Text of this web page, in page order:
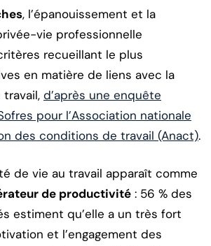
, l’épanouissement et la
vie professionnelle
recueillant le plus
en matière de liens avec la
d’après une enquête
pour l’Association nationale
des conditions de travail (Anact).
de vie au travail apparaît comme
de productivité : 56 % des
estiment qu’elle a un très fort
et l’engagement des